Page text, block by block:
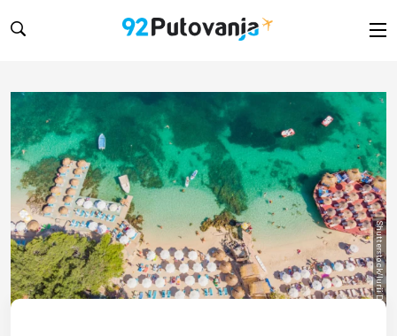
Shutterstock/Iurii Dzivinskyi